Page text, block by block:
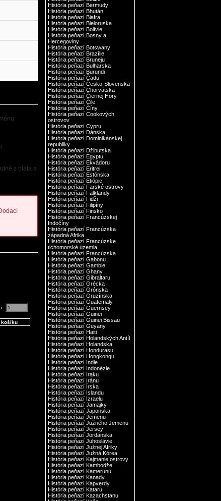
z bláta a
História peňazí Bermudy
História peňazí Bhután
História peňazí Biafra
História peňazí Bieloruska
História peňazí Bolívie
História peňazí Bosny a
Hercegoviny
História peňazí Botswany
História peňazí Brazílie
História peňazí Bruneju
História peňazí Bulharska
História peňazí Burundi
História peňazí Čadu
História peňazí Česko-Slovenska
História peňazí Chorvátska
História peňazí Čiernej Hory
História peňazí Čile
História peňazí Číny
História peňazí Cookových
ostrovov
História peňazí Cypru
História peňazí Dánska
História peňazí Dominikánskej
republiky
História peňazí Džibutska
História peňazí Egyptu
História peňazí Ekvádoru
História peňazí Eritrei
História peňazí Estónska
História peňazí Etiópie
História peňazí Farské ostrovy
História peňazí Falklandy
História peňazí Fidži
História peňazí Filipíny
História peňazí Finsko
História peňazí Francúzskej
Indočíny
História peňazí Francúzska
západná Afrika
História peňazí Francúzske
tichomorské územia
História peňazí Francúzska
História peňazí Gabonu
História peňazí Gambie
História peňazí Ghany
História peňazí Gibraltaru
História peňazí Grécka
História peňazí Grónska
História peňazí Gruzínska
História peňazí Guatemaly
História peňazí Guernsey
História peňazí Guinei
História peňazí Guinei Bissau
História peňazí Guyany
História peňazí Haiti
História peňazí Holandských Antíl
História peňazí Holandska
História peňazí Hondurasu
História peňazí Hongkongu
História peňazí Indie
História peňazí Indonézie
História peňazí Iraku
História peňazí Iránu
História peňazí Írska
História peňazí Islandu
História peňazí Izraelu
História peňazí Jamajky
História peňazí Japonska
História peňazí Jemenu
História peňazí Južného Jemenu
História peňazí Jersey
História peňazí Jordánska
História peňazí Juhoslávie
História peňazí Južnej Afriky
História peňazí Južná Kórea
História peňazí Kajmanie ostrovy
História peňazí Kambodže
História peňazí Kamerunu
História peňazí Kanady
História peňazí Kapverdy
História peňazí Kataru
História peňazí Kazachstanu